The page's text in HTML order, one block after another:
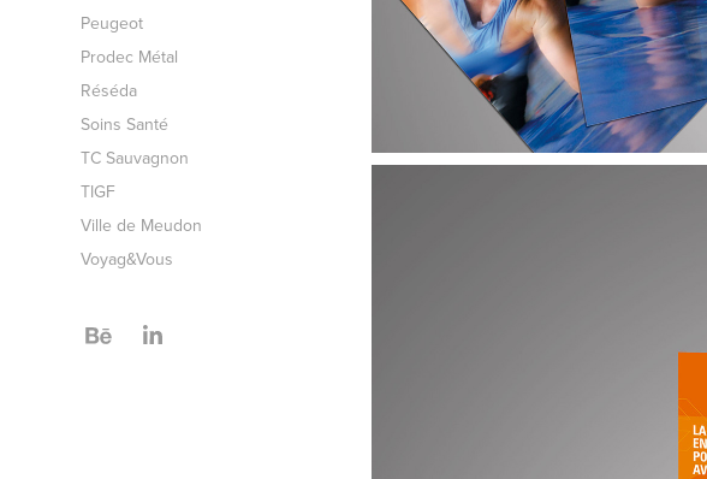
Peugeot
Prodec Métal
Réséda
Soins Santé
TC Sauvagnon
TIGF
Ville de Meudon
Voyag&Vous